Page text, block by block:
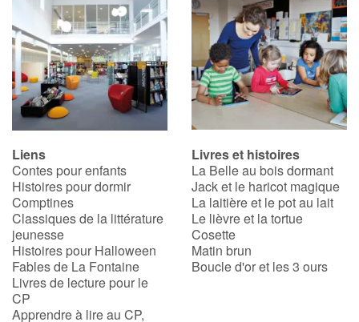
Liens
Contes pour enfants
Histoires pour dormir
Comptines
Classiques de la littérature
jeunesse
Histoires pour Halloween
Fables de La Fontaine
Livres de lecture pour le
CP
Apprendre à lire au CP,
Livres et histoires
La Belle au bois dormant
Jack et le haricot magique
La laitière et le pot au lait
Le lièvre et la tortue
Cosette
Matin brun
Boucle d'or et les 3 ours